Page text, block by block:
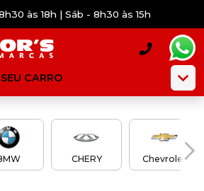
às 18h | Sáb - 8h30 às 15h
CARRO
CHERY Chevrolet